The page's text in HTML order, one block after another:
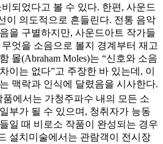
되었다고 볼 수 있다. 한편, 사운드
이 의도적으로 흔들린다. 전통 음악
을 구별하지만, 사운드아트 작가들
엇을 소음으로 볼지 경계부터 재고
몰(Abraham Moles)는 “신호와 소음
이는 없다”고 주장한 바 있는데, 이
맥락과 인식에 달렸음을 시사한다.
에서는 가청주파수 내의 모든 소
부가 될 수 있으며, 청취자가 능동
일 때 비로소 작품이 완성되는 경우
설치미술에서는 관람객이 전시장